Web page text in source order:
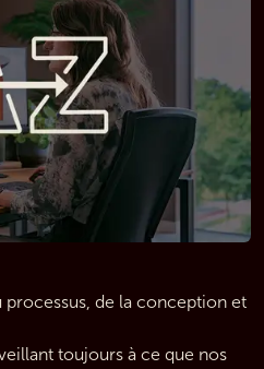
de la conception et
toujours à ce que nos